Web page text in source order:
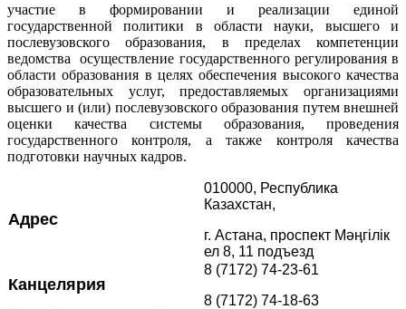
участие в формировании и реализации единой
государственной политики в области науки, высшего и
послевузовского образования, в пределах компетенции
ведомства осуществление государственного регулирования в
области образования в целях обеспечения высокого качества
образовательных услуг, предоставляемых организациями
высшего и (или) послевузовского образования путем внешней
оценки качества системы образования, проведения
государственного контроля, а также контроля качества
подготовки научных кадров.
Адрес
010000, Республика
Казахстан,
г. Астана, проспект Мәңгілік
ел 8, 11 подъезд
Канцелярия
8 (7172) 74-23-61
8 (7172) 74-18-63